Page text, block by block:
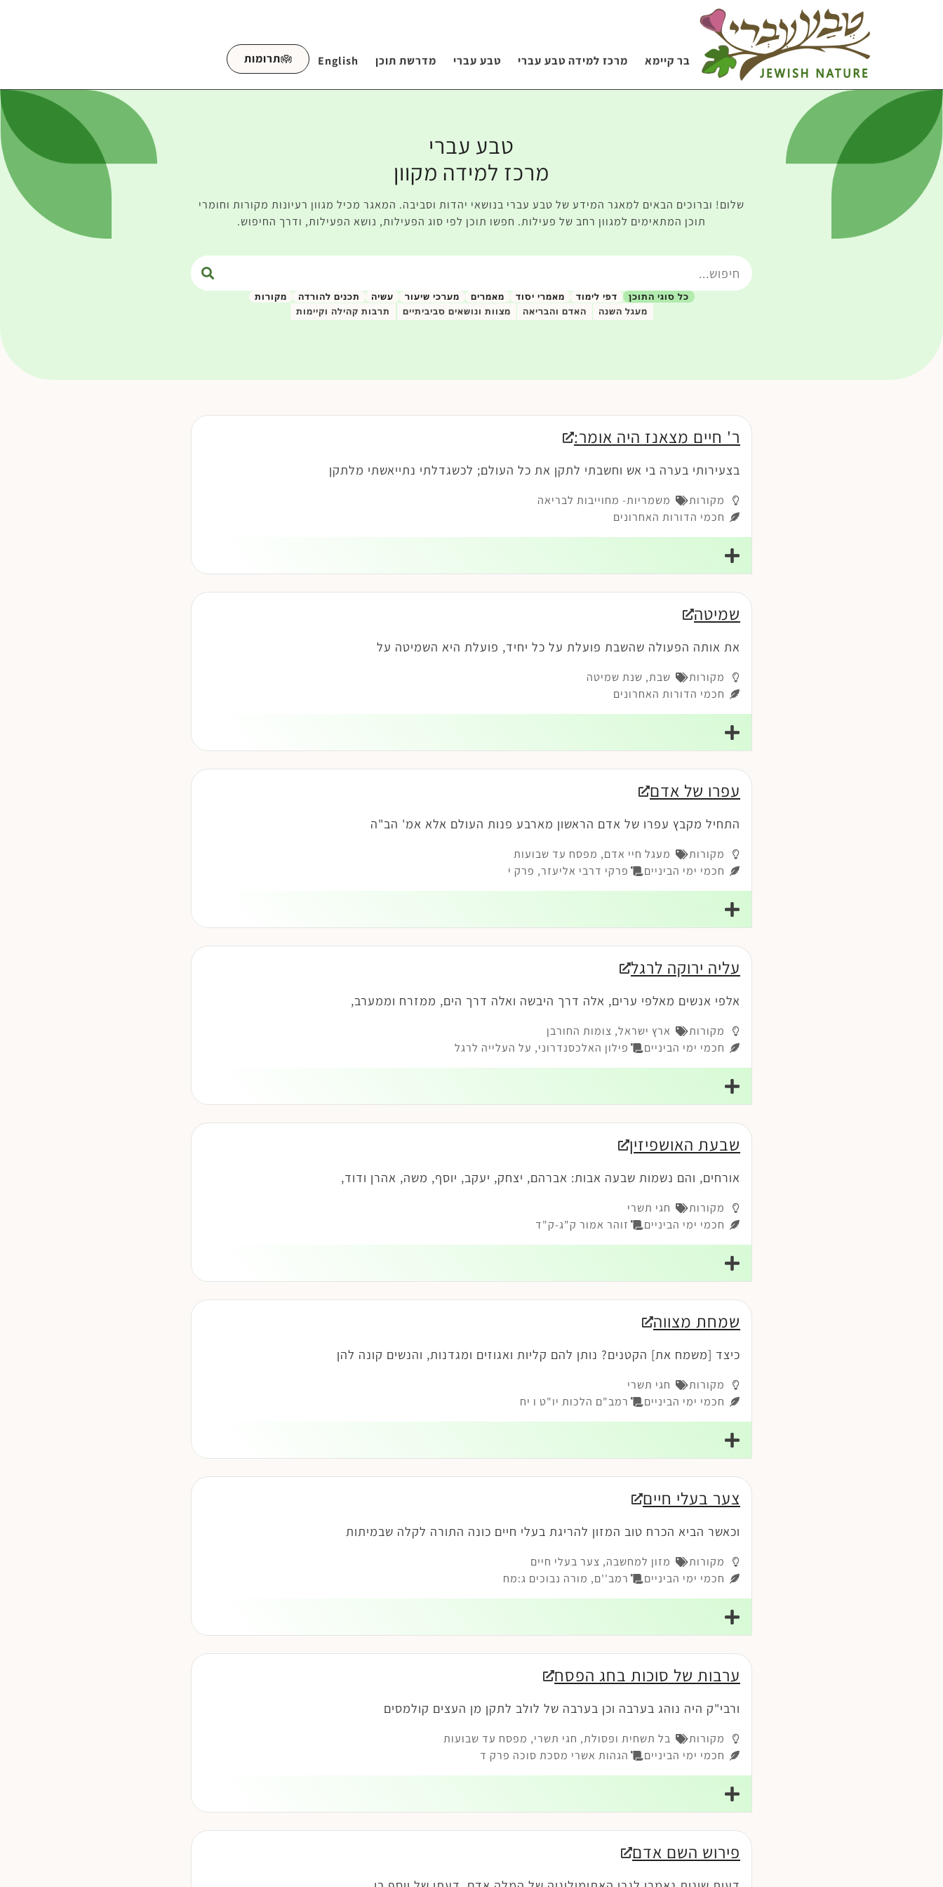
בר קיימא מרכז למידה טבע עברי טבע עברי מדרשת תוכן English תרומות
טבע עברי
מרכז למידה מקוון
שלום! וברוכים הבאים למאגר המידע של טבע עברי בנושאי יהדות וסביבה. המאגר מכיל מגוון רעיונות מקורות וחומרי
תוכן המתאימים למגוון רחב של פעילות. חפשו תוכן לפי סוג הפעילות, נושא הפעילות, ודרך החיפוש.
דפי לימוד מאמרי יסוד מאמרים מערכי שיעור עשיה תכנים להורדה מקורות
כל סוגי התוכן
מעגל השנה
האדם והבריאה מצוות ונושאים סביביתיים תרבות קהילה וקיימות
ר' חיים מצאנז היה אומר:
בצעירותי בערה בי אש וחשבתי לתקן את כל העולם; לכשגדלתי נתייאשתי מלתקן
מקורות
משמריות- מחוייבות לבריאה
חכמי הדורות האחרונים
שמיטה
את אותה הפעולה שהשבת פועלת על כל יחיד, פועלת היא השמיטה על
מקורות שבת, שנת שמיטה
חכמי הדורות האחרונים
עפרו של אדם
התחיל מקבץ עפרו של אדם הראשון מארבע פנות העולם אלא אמ' הב"ה
מקורות מעגל חיי אדם, מפסח עד שבועות
חכמי ימי הביניים
פרקי דרבי אליעזר, פרק י
עליה ירוקה לרגל
אלפי אנשים מאלפי ערים, אלה דרך היבשה ואלה דרך הים, ממזרח וממערב,
מקורות ארץ ישראל, צומות החורבן
חכמי ימי הביניים
פילון האלכסנדרוני, על העלייה לרגל
שבעת האושפיזין
אורחים, והם נשמות שבעה אבות: אברהם, יצחק, יעקב, יוסף, משה, אהרן ודוד,
מקורות
חגי תשרי
חכמי ימי הביניים
זוהר אמור ק"ג-ק"ד
שמחת מצווה
כיצד [משמח את] הקטנים? נותן להם קליות ואגוזים ומגדנות, והנשים קונה להן
מקורות
חגי תשרי
חכמי ימי הביניים
רמב"ם הלכות יו"ט ו יח
צער בעלי חיים
וכאשר הביא הכרח טוב המזון להריגת בעלי חיים כונה התורה לקלה שבמיתות
מקורות מזון למחשבה, צער בעלי חיים
חכמי ימי הביניים
רמב''ם, מורה נבוכים ג:מח
ערבות של סוכות בחג הפסח
ורבי"ק היה נוהג בערבה וכן בערבה של לולב לתקן מן העצים קולמסים
מקורות בל תשחית ופסולת, חגי תשרי, מפסח עד שבועות
חכמי ימי הביניים
הגהות אשרי מסכת סוכה פרק ד
פירוש השם אדם